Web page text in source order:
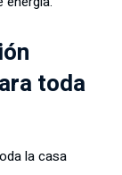
toda
la casa